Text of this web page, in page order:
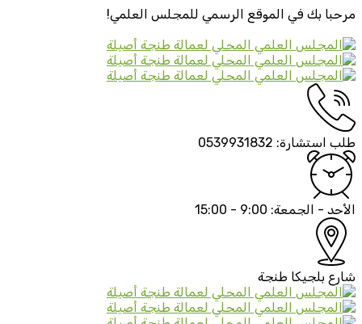
مرحبا بك في الموقع الرسمي للمجلس العلمي!
طلب استشارة: 0539931832
الأحد - الجمعة: 9:00 - 15:00
شارع بلجيكا طنجة